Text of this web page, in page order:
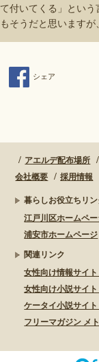
て付いてくる」とい
もそうだと思います
シェア
アエルデ配布場所
会社概要
採用情報
暮らしお役立ちリン
江戸川区ホームペ
浦安市ホームページ
関連リンク
女性向け情報サイ
女性向け小説サイ
ケータイ小説サイ
フリーマガジン メ